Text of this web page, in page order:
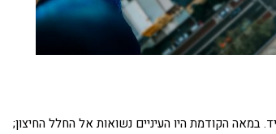
במאה הקודמת היו העיניים נשואות אל החלל החיצון;